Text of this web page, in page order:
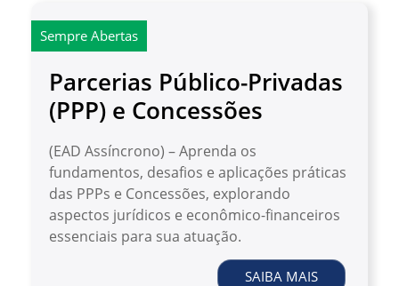
Parcerias Público-Privadas
(PPP) e Concessões
Sempre Abertas
(EAD Assíncrono) – Aprenda os
fundamentos, desafios e aplicações práticas
das PPPs e Concessões, explorando
aspectos jurídicos e econômico-financeiros
essenciais para sua atuação.
SAIBA MAIS